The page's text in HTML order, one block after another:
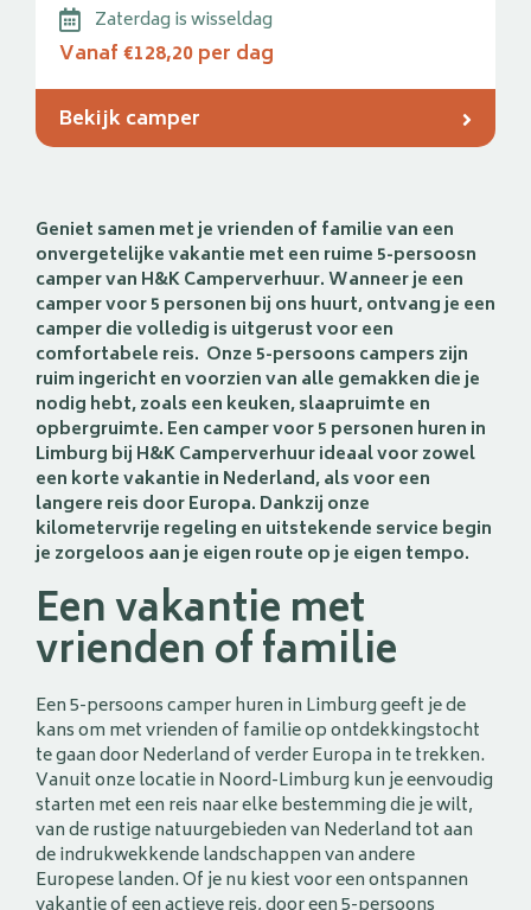
Zaterdag is wisseldag
Vanaf€128,20per dag
Bekijk camper
Geniet samen met je vrienden of familie van een
onvergetelijke vakantie met een ruime 5-persoosn
camper van H&K Camperverhuur. Wanneer je een
camper voor 5 personen bij ons huurt, ontvang je een
camper die volledig is uitgerust voor een
comfortabele reis. Onze 5-persoons campers zijn
ruim ingericht en voorzien van alle gemakken die je
nodig hebt, zoals een keuken, slaapruimte en
opbergruimte. Een camper voor 5 personen huren in
Limburg bij H&K Camperverhuur ideaal voor zowel
een korte vakantie in Nederland, als voor een
langere reis door Europa. Dankzij onze
kilometervrije regeling en uitstekende service begin
je zorgeloos aan je eigen route op je eigen tempo.
Een vakantie met
vrienden of familie
Een 5-persoons camper huren in Limburg geeft je de
kans om met vrienden of familie op ontdekkingstocht
te gaan door Nederland of verder Europa in te trekken.
Vanuit onze locatie in Noord-Limburg kun je eenvoudig
starten met een reis naar elke bestemming die je wilt,
van de rustige natuurgebieden van Nederland tot aan
de indrukwekkende landschappen van andere
Europese landen. Of je nu kiest voor een ontspannen